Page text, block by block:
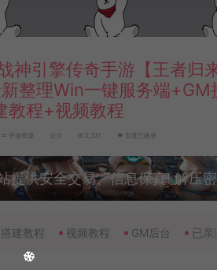
神引擎传奇手游【王者归
整理Win一键服务端
教程+视频教程
手游资源 0 2,331 百度已收录
提供安全交易、信息保真! 解压
搭建教程 视频教程 GM后台 已亲